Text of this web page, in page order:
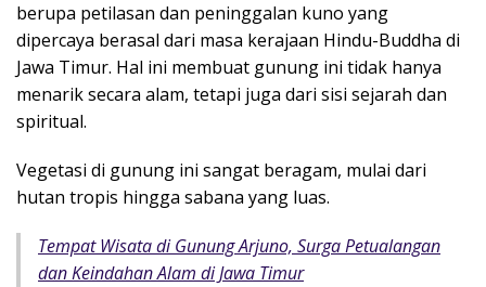
berupa petilasan dan peninggalan kuno yang
dipercaya berasal dari masa kerajaan Hindu-Buddha di
Jawa Timur. Hal ini membuat gunung ini tidak hanya
menarik secara alam, tetapi juga dari sisi sejarah dan
spiritual.
Vegetasi di gunung ini sangat beragam, mulai dari
hutan tropis hingga sabana yang luas.
Tempat Wisata di Gunung Arjuno, Surga Petualangan
dan Keindahan Alam di Jawa Timur